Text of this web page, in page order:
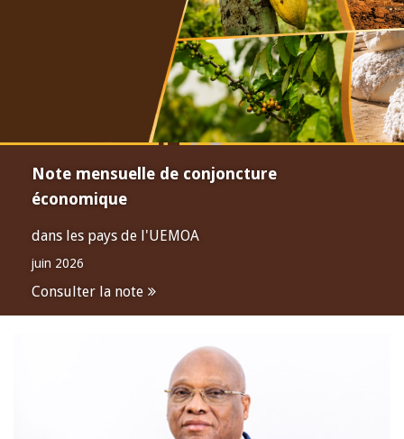
Note mensuelle de conjoncture
économique
dans les pays de l'UEMOA
juin 2026
Consulter la note